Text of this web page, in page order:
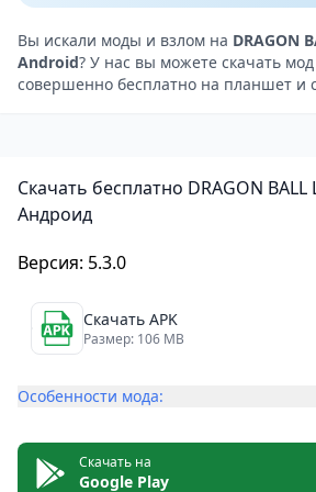
здоровье. Также можно
создавая красивые комбои
персонажей.
Разблокируйте новых персонажей
встретить знакомых героев
Чтобы получить желаемых
нужно выполнять задания.
обменять их с другими
старайтесь выполнять как можно
награды.
постоянно обновляться, поэтому
Вы искали моды и взлом на DRAGON
Android? У нас вы можете скачать
совершенно бесплатно на планшет и
Скачать бесплатно DRAGON BALL
Андроид
Версия: 5.3.0
Скачать APK
Размер: 106 MB
Особенности мода:
Скачать на
Google Play